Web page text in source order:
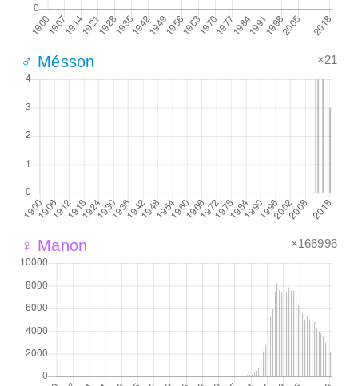
♂ Mésson ×21
♀ Manon ×166996